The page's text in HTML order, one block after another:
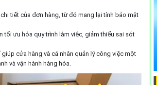
tiết của đơn hàng, từ đó mang lại tính bảo mật
tối ưu hóa quy trình làm việc, giảm thiểu sai sót
cửa hàng và cá nhân quản lý công việc một
và vận hành hàng hóa.